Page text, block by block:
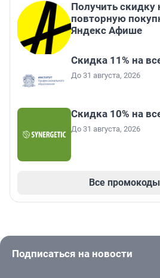
Получить скидку
повторную
Яндекс Афише
Скидка 11% на
До 31 августа, 2026
Скидка 10% на
До 31 августа, 2026
Все промокоды
Подписаться на новости